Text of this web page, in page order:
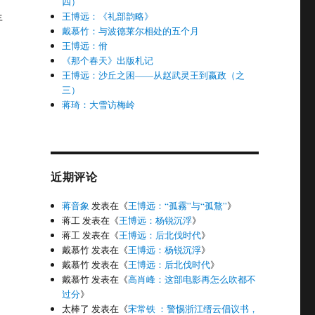
哪些常识？——主流经济学家败给特朗普的启发”
王博远：《礼部韵略》
戴慕竹：与波德莱尔相处的五个月
王博远：佾
《那个春天》出版札记
王博远：沙丘之困——从赵武灵王到嬴政（之
三）
蒋琦：大雪访梅岭
近期评论
蒋音象 发表在《王博远：“孤霧”与“孤鶩”》
蒋工发表在《王博远：杨锐沉浮》
蒋工发表在《王博远：后北伐时代》
戴慕竹发表在《王博远：杨锐沉浮》
戴慕竹发表在《王博远：后北伐时代》
戴慕竹发表在《高肖峰：这部电影再怎么吹都不
过分》
太棒了 发表在《宋常铁 ：警惕浙江缙云倡议书，